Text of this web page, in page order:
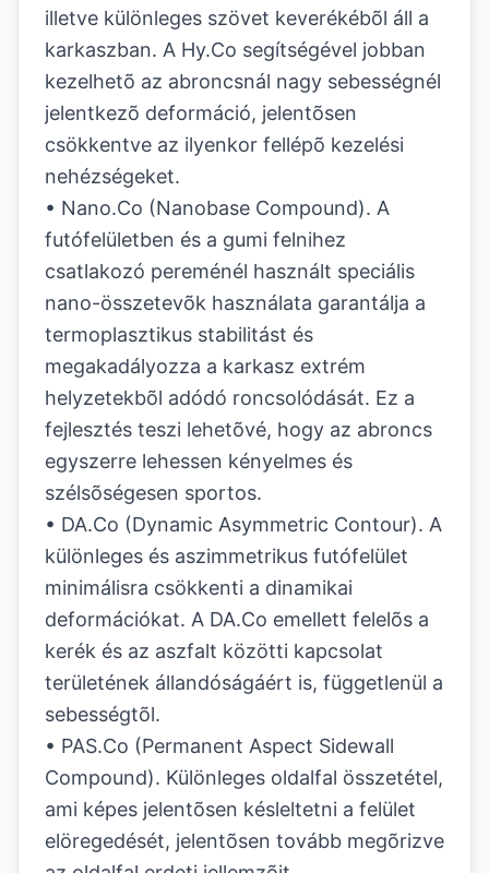
illetve különleges szövet keverékébõl áll a
karkaszban. A Hy.Co segítségével jobban
kezelhetõ az abroncsnál nagy sebességnél
jelentkezõ deformáció, jelentõsen
csökkentve az ilyenkor fellépõ kezelési
nehézségeket.
• Nano.Co (Nanobase Compound). A
futófelületben és a gumi felnihez
csatlakozó pereménél használt speciális
nano-összetevõk használata garantálja a
termoplasztikus stabilitást és
megakadályozza a karkasz extrém
helyzetekbõl adódó roncsolódását. Ez a
fejlesztés teszi lehetõvé, hogy az abroncs
egyszerre lehessen kényelmes és
szélsõségesen sportos.
• DA.Co (Dynamic Asymmetric Contour). A
különleges és aszimmetrikus futófelület
minimálisra csökkenti a dinamikai
deformációkat. A DA.Co emellett felelõs a
kerék és az aszfalt közötti kapcsolat
területének állandóságáért is, függetlenül a
sebességtõl.
• PAS.Co (Permanent Aspect Sidewall
Compound). Különleges oldalfal összetétel,
ami képes jelentõsen késleltetni a felület
elöregedését, jelentõsen tovább megõrizve